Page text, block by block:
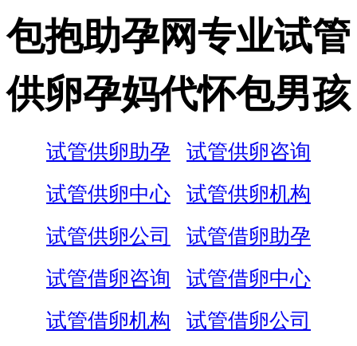
包抱助孕网专业试管
供卵孕妈代怀包男孩
试管供卵助孕
试管供卵咨询
试管供卵中心
试管供卵机构
试管供卵公司
试管借卵助孕
试管借卵咨询
试管借卵中心
试管借卵机构
试管借卵公司